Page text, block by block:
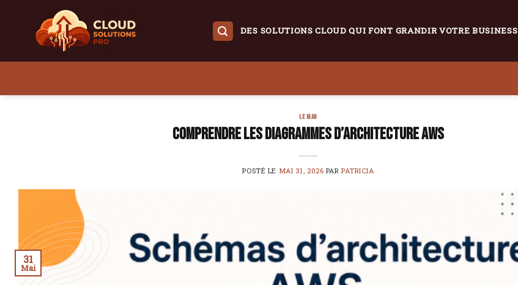
content
DES SOLUTIONS CLOUD QUI FONT GRANDIR VOTRE BUSINESS
LE MAG
Comprendre les diagrammes d’architecture AWS
POSTÉ LE MAI 31, 2026 PARPATRICIA
31
Mai